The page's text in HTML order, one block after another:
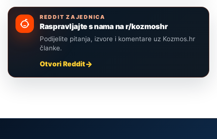
REDDIT ZAJEDNICA
Raspravljajte s nama na r/kozmoshr
Podijelite pitanja, izvore i komentare uz Kozmos.hr
članke.
Otvori Reddit